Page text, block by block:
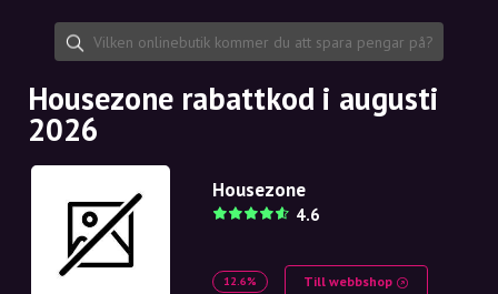
Om oss
Samarbete
Molly till Android
EN
NO
NL
Housezone rabattkod i augusti
2026
Housezone
4.6
12.6% Till webbshop